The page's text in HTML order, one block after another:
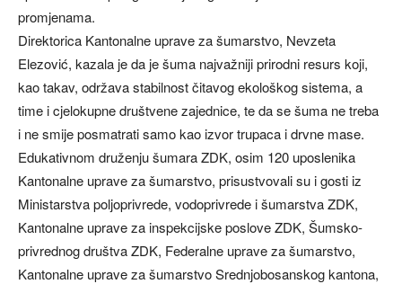
promjenama.
Direktorica Kantonalne uprave za šumarstvo, Nevzeta
Elezović, kazala je da je šuma najvažniji prirodni resurs koji,
kao takav, održava stabilnost čitavog ekološkog sistema, a
time i cjelokupne društvene zajednice, te da se šuma ne treba
i ne smije posmatrati samo kao izvor trupaca i drvne mase.
Edukativnom druženju šumara ZDK, osim 120 uposlenika
Kantonalne uprave za šumarstvo, prisustvovali su i gosti iz
Ministarstva poljoprivrede, vodoprivrede i šumarstva ZDK,
Kantonalne uprave za inspekcijske poslove ZDK, Šumsko-
privrednog društva ZDK, Federalne uprave za šumarstvo,
Kantonalne uprave za šumarstvo Srednjobosanskog kantona,